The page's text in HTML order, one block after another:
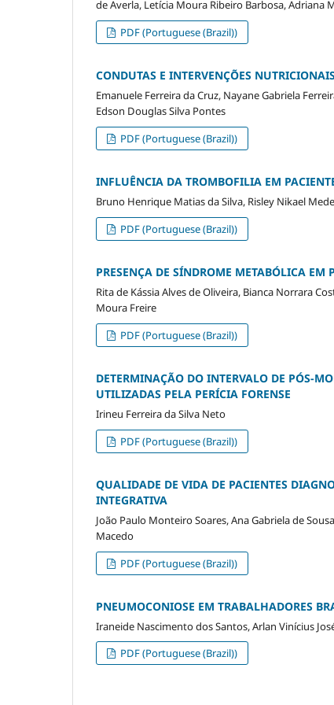
de Averla, Letícia Moura Ribeiro Barbosa,
PDF (Portuguese (Brazil))
CONDUTAS E INTERVENÇÕES
Emanuele Ferreira da Cruz, Nayane Gabriela
Edson Douglas Silva Pontes
PDF (Portuguese (Brazil))
INFLUÊNCIA DA TROMBOFILIA EM
Bruno Henrique Matias da Silva, Risley Nikael
PDF (Portuguese (Brazil))
PRESENÇA DE SÍNDROME METABÓLICA EM
Rita de Kássia Alves de Oliveira, Bianca Norrara
Moura Freire
PDF (Portuguese (Brazil))
DETERMINAÇÃO DO INTERVALO DE PÓS-
UTILIZADAS PELA PERÍCIA FORENSE
Irineu Ferreira da Silva Neto
PDF (Portuguese (Brazil))
QUALIDADE DE VIDA DE PACIENTES
INTEGRATIVA
João Paulo Monteiro Soares, Ana Gabriela de
Macedo
PDF (Portuguese (Brazil))
PNEUMOCONIOSE EM TRABALHADORES
Iraneide Nascimento dos Santos, Arlan Vinícius
PDF (Portuguese (Brazil))